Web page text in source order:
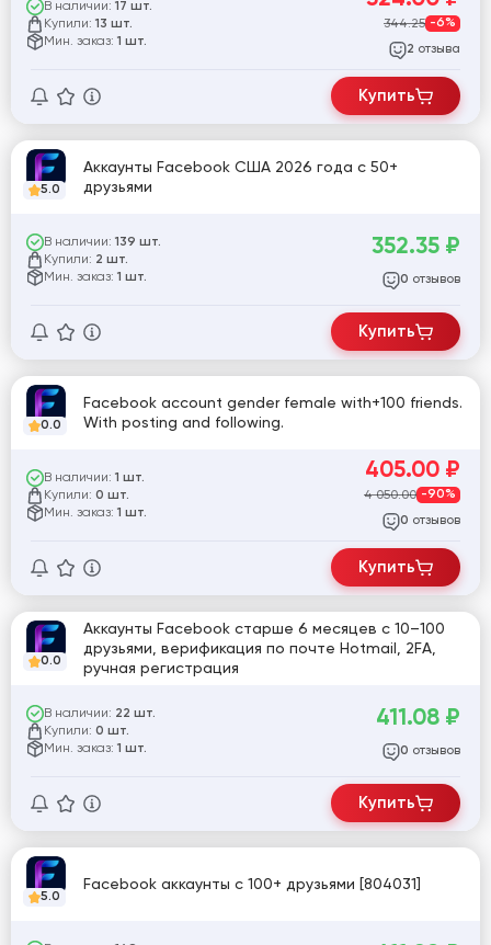
В наличии: 17 шт.
Купили: 13 шт.
Мин. заказ: 1 шт.
344.25 -6%
2 отзыва
Купить
5.0
Аккаунты Facebook США 2026 года с 50+
друзьями
В наличии: 139 шт.
Купили: 2 шт.
Мин. заказ: 1 шт.
352.35 ₽
0 отзывов
Купить
0.0
Facebook account gender female with+100 friends.
With posting and following.
В наличии: 1 шт.
Купили: 0 шт.
Мин. заказ: 1 шт.
405.00 ₽
4 050.00 -90%
0 отзывов
Купить
0.0
Аккаунты Facebook старше 6 месяцев с 10–100
друзьями, верификация по почте Hotmail, 2FA,
ручная регистрация
В наличии: 22 шт.
Купили: 0 шт.
Мин. заказ: 1 шт.
411.08 ₽
0 отзывов
Купить
5.0
Facebook аккаунты с 100+ друзьями [804031]